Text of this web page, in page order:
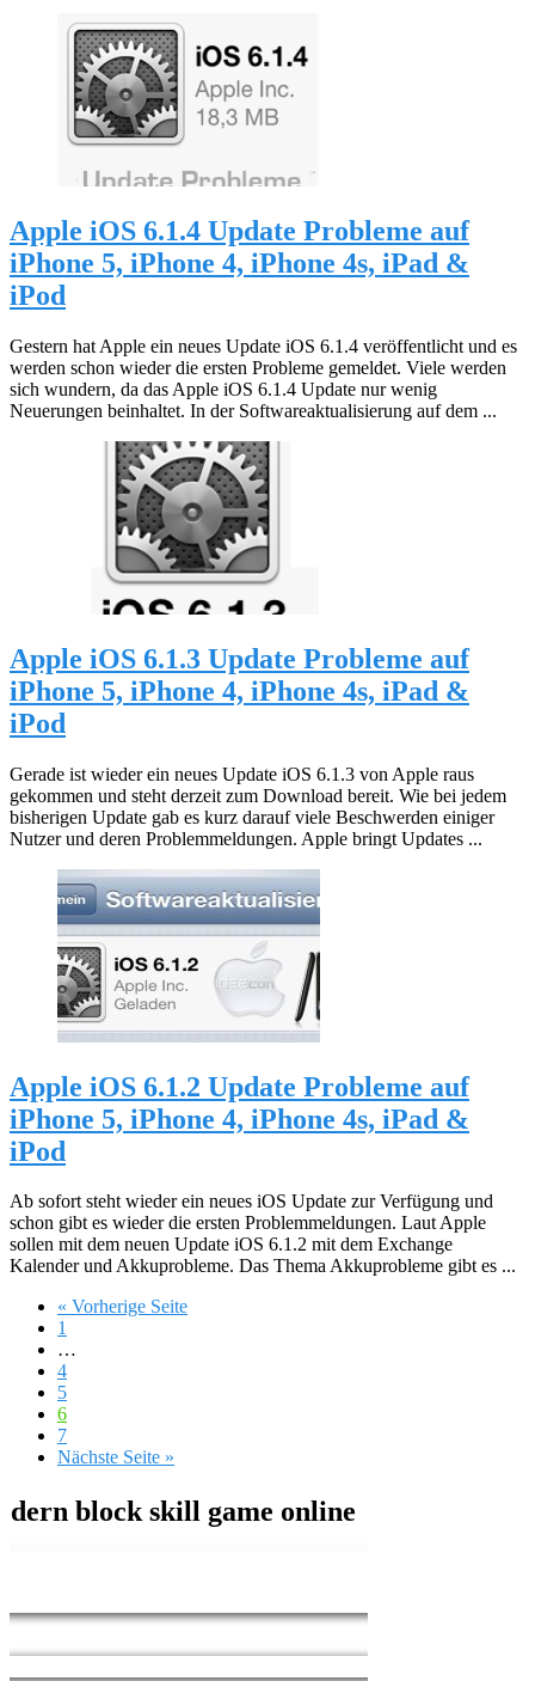
Apple iOS 6.1.4 Update Probleme auf
iPhone 5, iPhone 4, iPhone 4s, iPad &
iPod
Gestern hat Apple ein neues Update iOS 6.1.4 veröffentlicht und es
werden schon wieder die ersten Probleme gemeldet. Viele werden
sich wundern, da das Apple iOS 6.1.4 Update nur wenig
Neuerungen beinhaltet. In der Softwareaktualisierung auf dem ...
Apple iOS 6.1.3 Update Probleme auf
iPhone 5, iPhone 4, iPhone 4s, iPad &
iPod
Gerade ist wieder ein neues Update iOS 6.1.3 von Apple raus
gekommen und steht derzeit zum Download bereit. Wie bei jedem
bisherigen Update gab es kurz darauf viele Beschwerden einiger
Nutzer und deren Problemmeldungen. Apple bringt Updates ...
Apple iOS 6.1.2 Update Probleme auf
iPhone 5, iPhone 4, iPhone 4s, iPad &
iPod
Ab sofort steht wieder ein neues iOS Update zur Verfügung und
schon gibt es wieder die ersten Problemmeldungen. Laut Apple
sollen mit dem neuen Update iOS 6.1.2 mit dem Exchange
Kalender und Akkuprobleme. Das Thema Akkuprobleme gibt es ...
« Vorherige Seite
1
…
4
5
6
7
Nächste Seite »